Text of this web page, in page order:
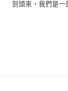
到頭來，我們是一
讀本、暢銷書、
他的人生和期待